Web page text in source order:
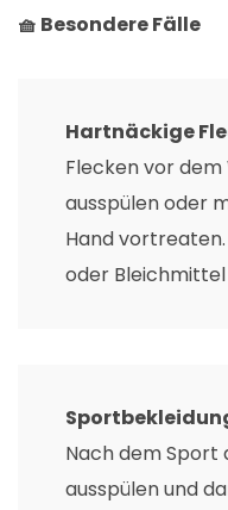
🧺 Besondere Fälle
Hartnäckige
Flecken vor
ausspülen oder
Hand
oder
Nach dem
ausspülen und